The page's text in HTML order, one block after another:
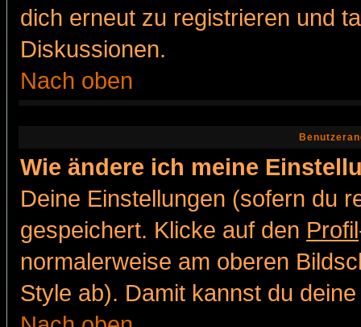
dich erneut zu registrieren und
Diskussionen.
Nach oben
Wie ändere ich meine
Deine Einstellungen (sofern du
gespeichert. Klicke auf den Profil
normalerweise am oberen
Style ab). Damit kannst du